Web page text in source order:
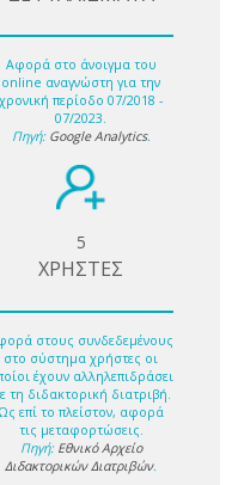
Αφορά στο άνοιγμα του
online αναγνώστη για την
χρονική περίοδο 07/2018 -
07/2023.
Πηγή: Google Analytics.
5
ΧΡΗΣΤΕΣ
στους συνδεδεμένους
στο σύστημα χρήστες οι
έχουν αλληλεπιδράσει
τη διδακτορική διατριβή.
Ως επί το πλείστον, αφορά
τις μεταφορτώσεις.
Πηγή: Εθνικό Αρχείο
Διδακτορικών Διατριβών.